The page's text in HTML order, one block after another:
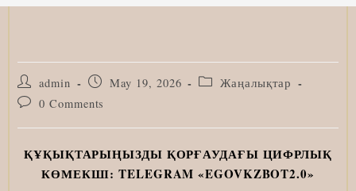
Post
author:
admin
Post
published:
May 19, 2026
Post Жаңалықтар
Post0 Comments
ҚҰҚЫҚТАРЫҢЫЗДЫ ҚОРҒАУДАҒЫ ЦИФРЛЫҚ
КӨМЕКШІ: TELEGRAM «EGOVKZBOT2.0»